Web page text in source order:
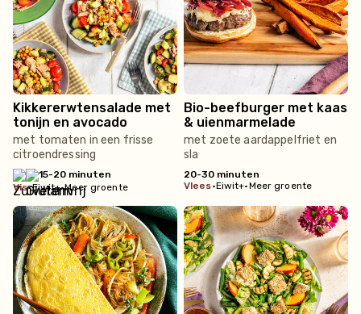
Kikkererwtensalade met
tonijn en avocado
met tomaten in een frisse
citroendressing
15-20 minuten
vis•Eiwit+•Meer groente
Bio-beefburger met kaas
& uienmarmelade
met zoete aardappelfriet en
sla
20-30 minuten
vlees•Eiwit+•Meer groente